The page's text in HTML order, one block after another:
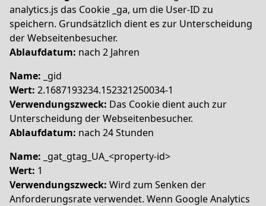
analytics.js das Cookie _ga, um die User-ID zu
speichern. Grundsätzlich dient es zur Unterscheidung
der Webseitenbesucher.
Ablaufdatum: nach 2 Jahren
Name: _gid
Wert: 2.1687193234.152321250034-1
Verwendungszweck: Das Cookie dient auch zur
Unterscheidung der Webseitenbesucher.
Ablaufdatum: nach 24 Stunden
Name: _gat_gtag_UA_<property-id>
Wert: 1
Verwendungszweck: Wird zum Senken der
Anforderungsrate verwendet. Wenn Google Analytics